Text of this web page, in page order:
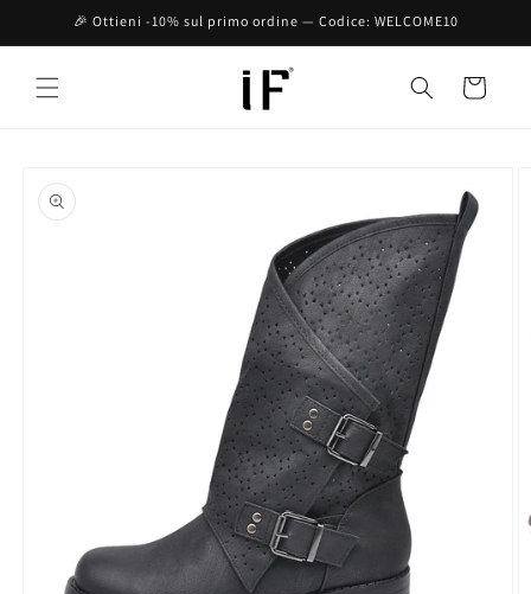
direttamente
ai contenuti
🎉 Ottieni -10% sul primo ordine — Codice: WELCOME10
Carrello
informazioni
sul prodotto